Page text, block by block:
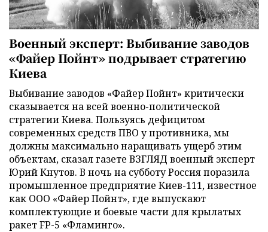
Военный эксперт: Выбивание заводов
«Файер Пойнт» подрывает стратегию
Киева
Выбивание заводов «Файер Пойнт» критически
сказывается на всей военно-политической
стратегии Киева. Пользуясь дефицитом
современных средств ПВО у противника, мы
должны максимально наращивать ущерб этим
объектам, сказал газете ВЗГЛЯД военный эксперт
Юрий Кнутов. В ночь на субботу Россия поразила
промышленное предприятие Киев-111, известное
как ООО «Файер Пойнт», где выпускают
комплектующие и боевые части для крылатых
ракет FP-5 «Фламинго».